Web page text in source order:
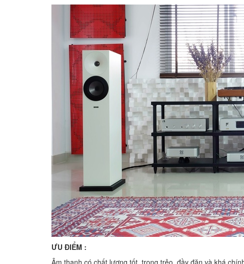
ƯU ĐIỂM :
Âm thanh có chất lượng tốt, trong trẻo, đầy đặn và khá